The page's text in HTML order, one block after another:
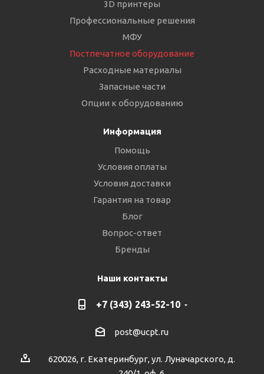
3D принтеры
Профессиональные решения
МФУ
Постпечатное оборудование
Расходные материалы
Запасные части
Опции к оборудованию
Информация
Помощь
Условия оплаты
Условия доставки
Гарантия на товар
Блог
Вопрос-ответ
Бренды
Наши контакты
+7 (343) 243-52-10
post@ucpt.ru
620026, г. Екатеринбург, ул. Луначарского, д.